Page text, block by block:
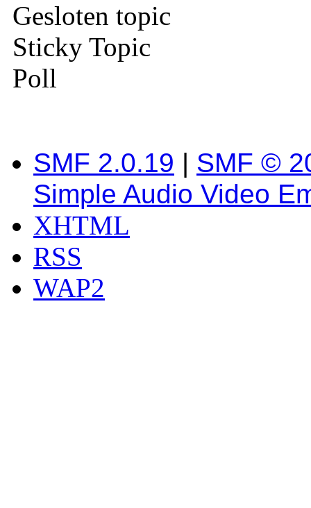
Gesloten topic
Sticky Topic
Poll
SMF 2.0.19 | SMF ©
Simple Audio Video
XHTML
RSS
WAP2